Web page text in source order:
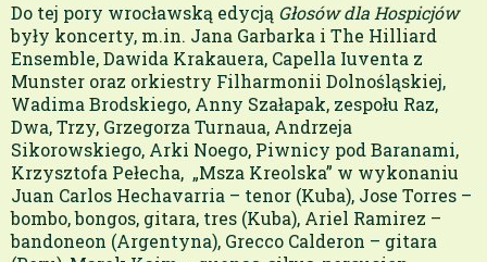
Do tej pory wrocławską edycją Głosów dla Hospicjów
były koncerty, m.in. Jana Garbarka i The Hilliard
Ensemble, Dawida Krakauera, Capella Iuventa z
Munster oraz orkiestry Filharmonii Dolnośląskiej,
Wadima Brodskiego, Anny Szałapak, zespołu Raz,
Dwa, Trzy, Grzegorza Turnaua, Andrzeja
Sikorowskiego, Arki Noego, Piwnicy pod Baranami,
Krzysztofa Pełecha, „Msza Kreolska” w wykonaniu
Juan Carlos Hechavarria – tenor (Kuba), Jose Torres –
bombo, bongos, gitara, tres (Kuba), Ariel Ramirez –
bandoneon (Argentyna), Grecco Calderon – gitara